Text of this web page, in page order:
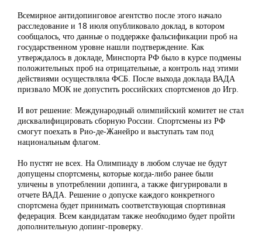
Всемирное антидопинговое агентство после этого начало
расследование и 18 июля опубликовало доклад, в котором
сообщалось, что данные о поддержке фальсификации проб на
государственном уровне нашли подтверждение. Как
утверждалось в докладе, Минспорта РФ было в курсе подмены
положительных проб на отрицательные, а контроль над этими
действиями осуществляла ФСБ. После выхода доклада ВАДА
призвало МОК не допустить российских спортсменов до Игр.
И вот решение: Международный олимпийский комитет не стал
дисквалифицировать сборную России. Спортсмены из РФ
смогут поехать в Рио-де-Жанейро и выступать там под
национальным флагом.
Но пустят не всех. На Олимпиаду в любом случае не будут
допущены спортсмены, которые когда-либо ранее были
уличены в употреблении допинга, а также фигурировали в
отчете ВАДА. Решение о допуске каждого конкретного
спортсмена будет принимать соответствующая спортивная
федерация. Всем кандидатам также необходимо будет пройти
дополнительную допинг-проверку.